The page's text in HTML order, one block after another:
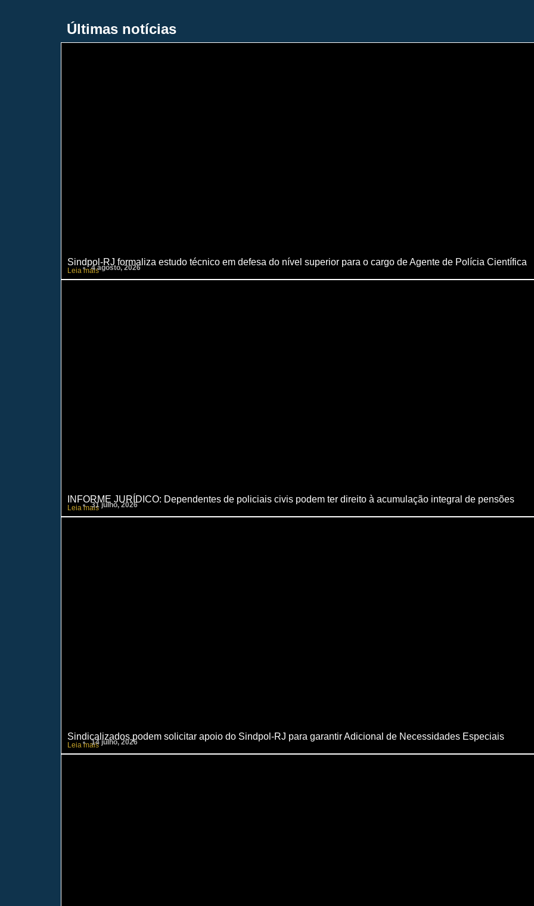
Últimas notícias
Sindpol-RJ formaliza estudo técnico em defesa do nível superior para o cargo de Agente de Polícia Científica
Leia mais4 agosto, 2026
INFORME JURÍDICO: Dependentes de policiais civis podem ter direito à acumulação integral de pensões
Leia mais31 julho, 2026
Sindicalizados podem solicitar apoio do Sindpol-RJ para garantir Adicional de Necessidades Especiais
Leia mais14 julho, 2026